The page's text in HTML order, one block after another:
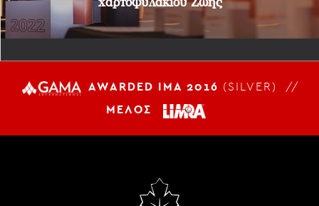
AWARDED IMA 2016 (SILVER) //
ΜΕΛΟΣ